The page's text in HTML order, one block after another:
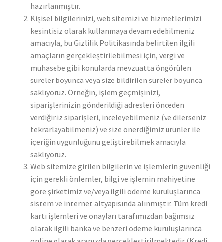
hazırlanmıştır.
Kişisel bilgilerinizi, web sitemizi ve hizmetlerimizi
kesintisiz olarak kullanmaya devam edebilmeniz
amacıyla, bu Gizlilik Politikasında belirtilen ilgili
amaçların gerçekleştirilebilmesi için, vergi ve
muhasebe gibi konularda mevzuatta öngörülen
süreler boyunca veya size bildirilen süreler boyunca
saklıyoruz. Örneğin, işlem geçmişinizi,
siparişlerinizin gönderildiği adresleri önceden
verdiğiniz siparişleri, inceleyebilmeniz (ve dilerseniz
tekrarlayabilmeniz) ve size önerdiğimiz ürünler ile
içeriğin uygunluğunu geliştirebilmek amacıyla
saklıyoruz.
Web sitemize girilen bilgilerin ve işlemlerin güvenliği
için gerekli önlemler, bilgi ve işlemin mahiyetine
göre şirketimiz ve/veya ilgili ödeme kuruluşlarınca
sistem ve internet altyapısında alınmıştır. Tüm kredi
kartı işlemleri ve onayları tarafımızdan bağımsız
olarak ilgili banka ve benzeri ödeme kuruluşlarınca